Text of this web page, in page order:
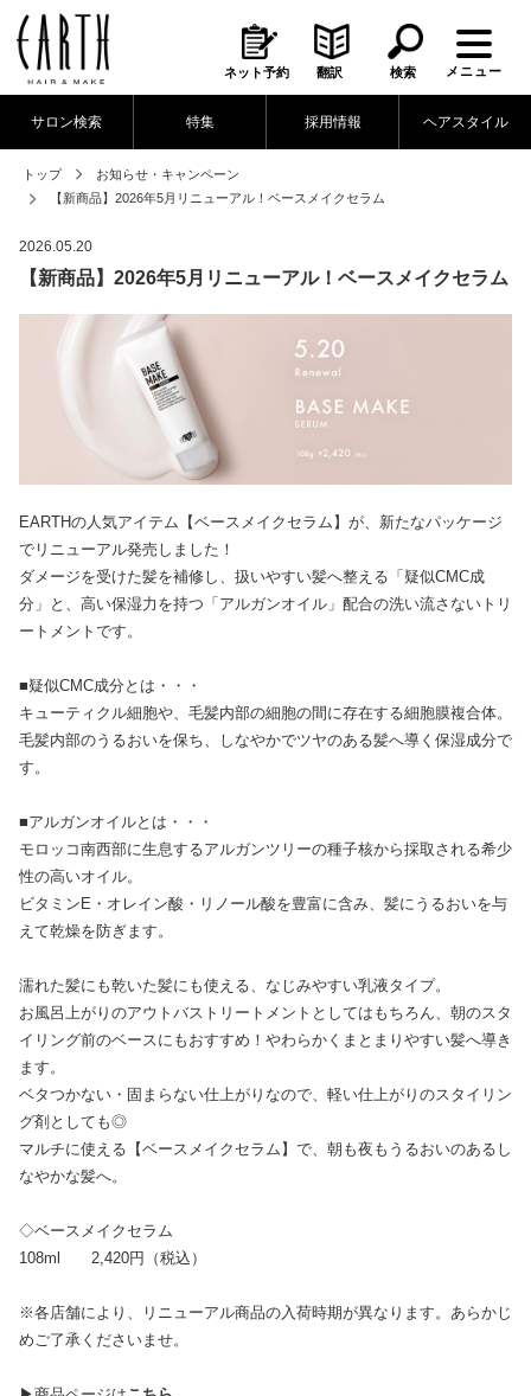
ネット予約 翻訳 検索 メニュー
サロン検索 特集 採用情報 ヘアスタイル
トップ
お知らせ・キャンペーン
【新商品】2026年5月リニューアル！ベースメイクセラム
2026.05.20
【新商品】2026年5月リニューアル！ベースメイクセラム
EARTHの人気アイテム【ベースメイクセラム】が、新たなパッケージ
でリニューアル発売しました！
ダメージを受けた髪を補修し、扱いやすい髪へ整える「疑似CMC成
分」と、高い保湿力を持つ「アルガンオイル」配合の洗い流さないトリ
ートメントです。
■疑似CMC成分とは・・・
キューティクル細胞や、毛髪内部の細胞の間に存在する細胞膜複合体。
毛髪内部のうるおいを保ち、しなやかでツヤのある髪へ導く保湿成分で
す。
■アルガンオイルとは・・・
モロッコ南西部に生息するアルガンツリーの種子核から採取される希少
性の高いオイル。
ビタミンE・オレイン酸・リノール酸を豊富に含み、髪にうるおいを与
えて乾燥を防ぎます。
濡れた髪にも乾いた髪にも使える、なじみやすい乳液タイプ。
お風呂上がりのアウトバストリートメントとしてはもちろん、朝のスタ
イリング前のベースにもおすすめ！やわらかくまとまりやすい髪へ導き
ます。
ベタつかない・固まらない仕上がりなので、軽い仕上がりのスタイリン
グ剤としても◎
マルチに使える【ベースメイクセラム】で、朝も夜もうるおいのあるし
なやかな髪へ。
◇ベースメイクセラム
108ml 2,420円（税込）
※各店舗により、リニューアル商品の入荷時期が異なります。あらかじ
めご了承くださいませ。